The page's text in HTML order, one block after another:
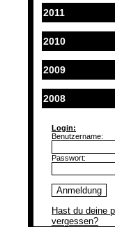
2011
2010
2009
2008
Login:
Benutzername:
Passwort:
Hast du deine
vergessen?